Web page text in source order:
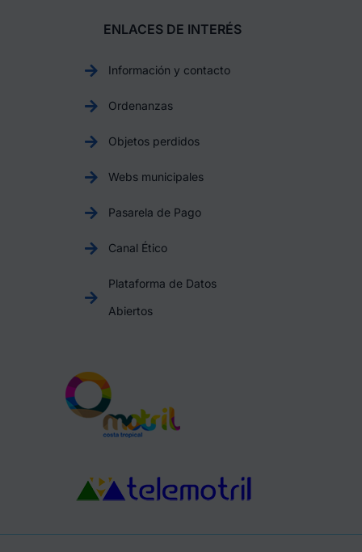
ENLACES DE INTERÉS
Información y contacto
Ordenanzas
Objetos perdidos
Webs municipales
Pasarela de Pago
Canal Ético
Plataforma de Datos
Abiertos